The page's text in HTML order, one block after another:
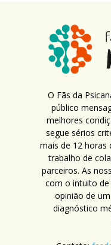
O Fãs da
público
melhores
segue sérios
mais de 12 horas
trabalho de
parceiros. As
com o intuito
opinião de
diagnóstico